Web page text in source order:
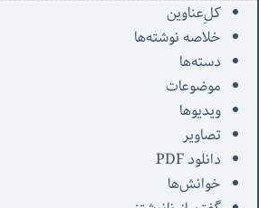
کل‌ِعناوین
خلاصه نوشته‌ها
دسته‌ها
موضوعات
ویدیوها
تصاویر
دانلود PDF
خوانش‌ها